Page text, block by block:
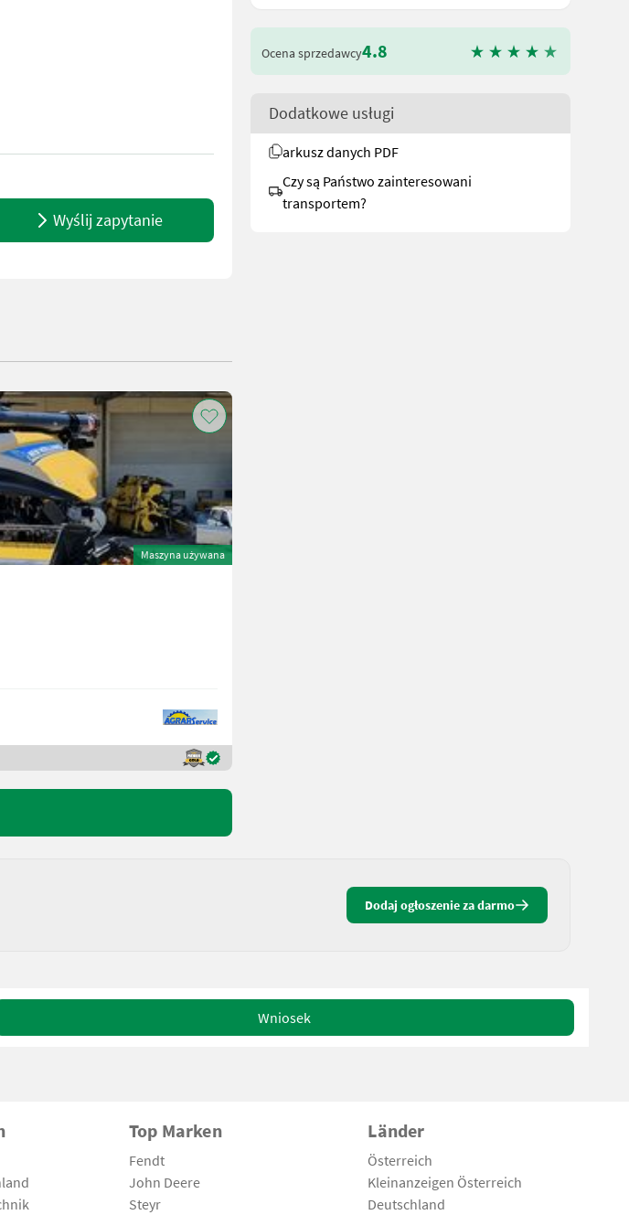
możliwość wyposażenia w osprzęt do zbioru zbóż i kukurydzy; 5-rzędowy zbieracz kukurydzy
Wyślij zapytanie
Ocena sprzedawcy4.8
Dodatkowe usługi
arkusz danych PDF
Czy są Państwo zainteresowani
transportem?
Maszyna używana
Dodaj ogłoszenie za darmo
Wniosek
Top Marken
Fendt
John Deere
Steyr
Länder
Österreich
Kleinanzeigen Österreich
Deutschland